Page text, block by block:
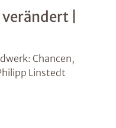
|
Chancen,
Linstedt